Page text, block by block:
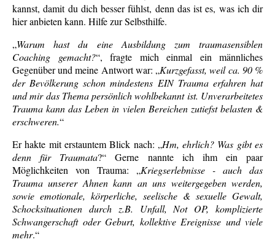
kannst, damit du dich besser fühlst, denn das ist es, was ich dir
hier anbieten kann. Hilfe zur Selbsthilfe.
„Warum hast du eine Ausbildung zum traumasensiblen
Coaching gemacht?“, fragte mich einmal ein männliches
Gegenüber und meine Antwort war: „Kurzgefasst, weil ca. 90 %
der Bevölkerung schon mindestens EIN Trauma erfahren hat
und mir das Thema persönlich wohlbekannt ist. Unverarbeitetes
Trauma kann das Leben in vielen Bereichen zutiefst belasten &
erschweren.“
Er hakte mit erstauntem Blick nach: „Hm, ehrlich? Was gibt es
denn für Traumata?“ Gerne nannte ich ihm ein paar
Möglichkeiten von Trauma: „Kriegserlebnisse - auch das
Trauma unserer Ahnen kann an uns weitergegeben werden,
sowie emotionale, körperliche, seelische & sexuelle Gewalt,
Schocksituationen durch z.B. Unfall, Not OP, komplizierte
Schwangerschaft oder Geburt, kollektive Ereignisse und viele
mehr.“